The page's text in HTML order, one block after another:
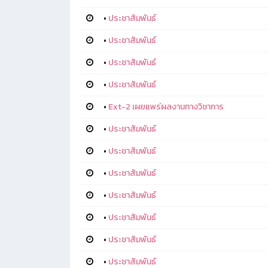
• ประชาสัมพันธ์
• ประชาสัมพันธ์
• ประชาสัมพันธ์
• ประชาสัมพันธ์
• Ext-2 เผยแพร่ผลงานทางวิชาการ
• ประชาสัมพันธ์
• ประชาสัมพันธ์
• ประชาสัมพันธ์
• ประชาสัมพันธ์
• ประชาสัมพันธ์
• ประชาสัมพันธ์
• ประชาสัมพันธ์